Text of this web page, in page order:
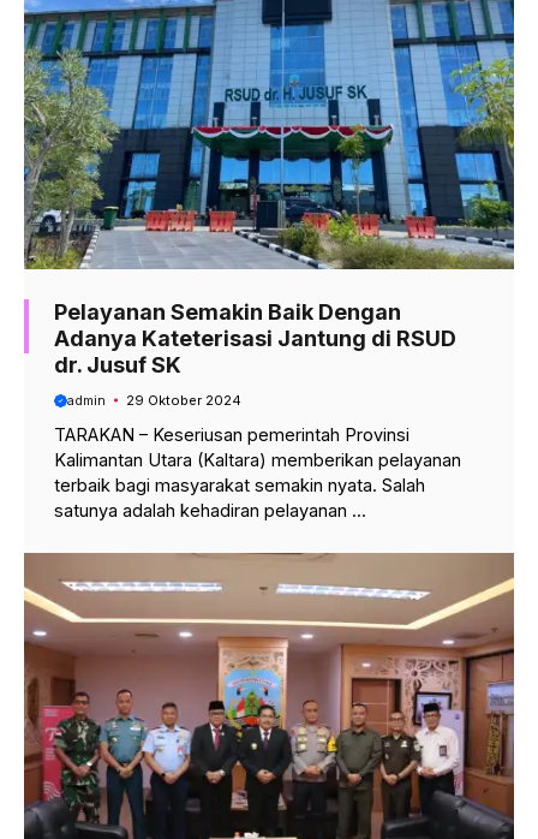
Pelayanan Semakin Baik Dengan
Adanya Kateterisasi Jantung di RSUD
dr. Jusuf SK
admin 29 Oktober 2024
TARAKAN – Keseriusan pemerintah Provinsi
Kalimantan Utara (Kaltara) memberikan pelayanan
terbaik bagi masyarakat semakin nyata. Salah
satunya adalah kehadiran pelayanan ...